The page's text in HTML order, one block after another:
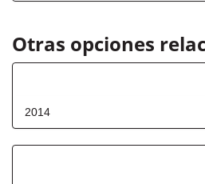
Otras opciones
2014